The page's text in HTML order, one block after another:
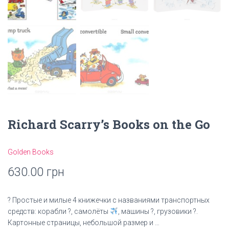
Richard Scarry’s Books on the Go
Golden Books
630.00 грн
? Простые и милые 4 книжечки с названиями транспортных
средств: корабли ?, самолёты
, машины ?, грузовики ?.
Картонные страницы, небольшой размер и …